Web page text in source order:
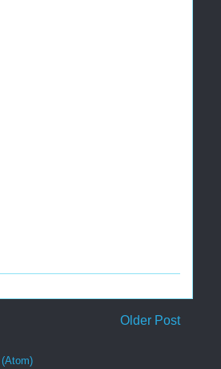
Older Post